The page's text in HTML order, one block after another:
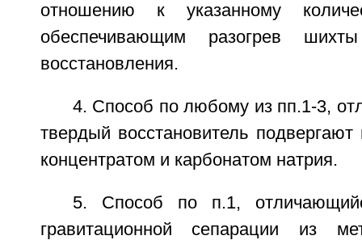
отношению к указанному
обеспечивающим разогрев
восстановления.
4. Способ по любому из пп.1-3,
твердый восстановитель
концентратом и карбонатом натрия.
5. Способ по п.1,
гравитационной сепарации из